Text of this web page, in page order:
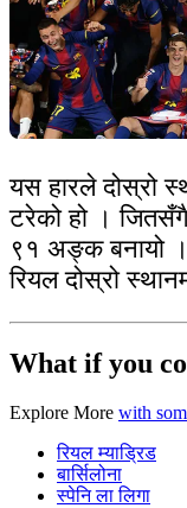
यस हारले दोस्रो
टरेको हो । जितसँगै
९१ अङ्क बनायो
रियल दोस्रो
What if you
Explore More with
रियल म्याड्रिड
बार्सिलोना
स्पेनि ला लिगा